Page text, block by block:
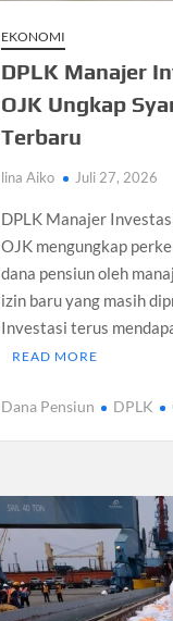
EKONOMI
DPLK Manajer
OJK Ungkap
Terbaru
lina Aiko Juli 27, 2026
DPLK Manajer
OJK mengungkap
dana pensiun oleh
izin baru yang masih
Investasi terus
READ MORE
Dana Pensiun DPLK